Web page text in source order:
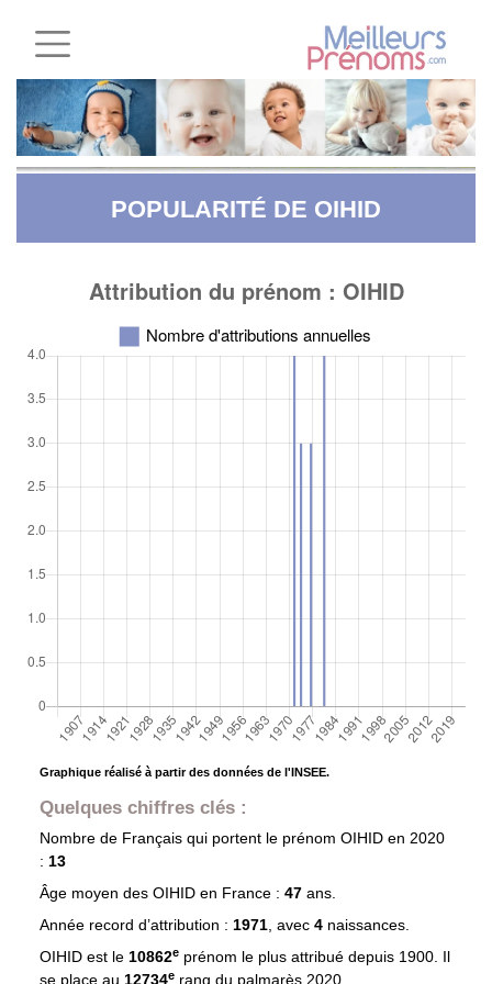
POPULARITÉ DE OIHID
Graphique réalisé à partir des données de l'INSEE.
Quelques chiffres clés :
Nombre de Français qui portent le prénom OIHID en 2020
: 13
Âge moyen des OIHIDen France : 47 ans.
Année record d’attribution : 1971, avec 4 naissances.
OIHID est le 10862eprénom le plus attribué depuis 1900. Il
se place au 12734e rang du palmarès 2020.